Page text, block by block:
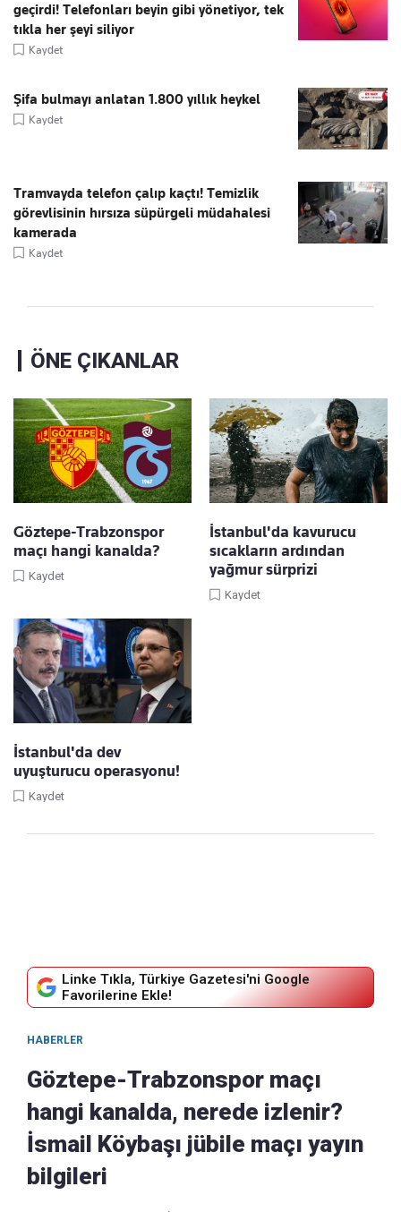
geçirdi! Telefonları beyin gibi yönetiyor, tek
tıkla her şeyi siliyor
Kaydet
Şifa bulmayı anlatan 1.800 yıllık heykel
Kaydet
Tramvayda telefon çalıp kaçtı! Temizlik
görevlisinin hırsıza süpürgeli müdahalesi
kamerada
Kaydet
ÖNE ÇIKANLAR
Göztepe-Trabzonspor
maçı hangi kanalda?
Kaydet
İstanbul'da kavurucu
sıcakların ardından
yağmur sürprizi
Kaydet
İstanbul'da dev
uyuşturucu operasyonu!
Kaydet
Linke Tıkla, Türkiye Gazetesi'ni Google
Favorilerine Ekle!
HABERLER
Göztepe-Trabzonspor maçı
hangi kanalda, nerede izlenir?
İsmail Köybaşı jübile maçı yayın
bilgileri